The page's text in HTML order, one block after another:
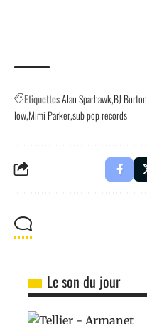
EtiquettesAlan SparhawkBJ Burton
lowMimi Parkersub pop records
Le son du jour